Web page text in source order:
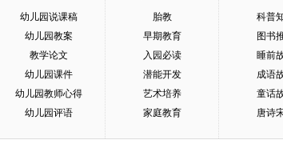
幼儿园说课稿
幼儿园教案
教学论文
幼儿园课件
幼儿园教师心得
幼儿园评语
胎教
早期教育
入园必读
潜能开发
艺术培养
家庭教育
科普
图书
睡前
成语
童话
唐诗